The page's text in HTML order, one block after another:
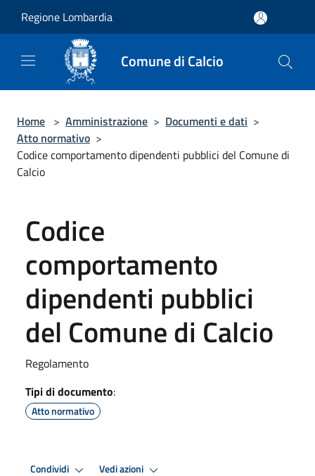
Regione Lombardia
Comune di Calcio
Home > Amministrazione > Documenti e dati >
Atto normativo >
Codice comportamento dipendenti pubblici del Comune di
Calcio
Codice
comportamento
dipendenti pubblici
del Comune di Calcio
Regolamento
Tipi di documento:
Atto normativo
Condividi Vedi azioni